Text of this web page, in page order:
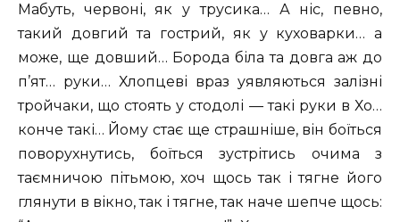
Мабуть, червоні, як у трусика… А ніс, певно,
такий довгий та гострий, як у куховарки… а
може, ще довший… Борода біла та довга аж до
п’ят… руки… Хлопцеві враз уявляються залізні
тройчаки, що стоять у стодолі — такі руки в Хо…
конче такі… Йому стає ще страшніше, він боїться
поворухнутись, боїться зустрітись очима з
таємничою пітьмою, хоч щось так і тягне його
глянути в вікно, так і тягне, так наче шепче щось: